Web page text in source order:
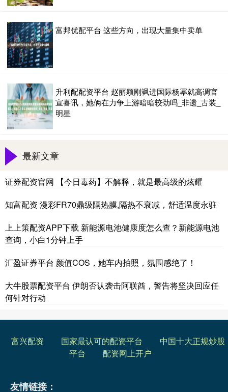
富邦优配平台 这些方向，出现大量集中卖单
升利配配资平台 赵丽颖刚飒进国际杨幂就高调官
宣喜讯，她俩在力争上游暗暗较劲吗_非遗_古装_
明星
最新文章
证券配资官网 【今日毒药】不解释，就是最高级的炫耀
知富配资 漫彩FR70鼎级隔热膜,隔热不衰减，舒适温度永驻
上上策配资APP下载 新能源电池健康度怎么查？新能源电池
查询，小白1分钟上手
汇盈证券平台 颜值COS，她车内拍照，氛围感绝了！
大牛股票配资平台 伊朗否认袭击阿联酋，警告将坚决回应任
何针对行动
富兴配资 国家最认可的配资平台
中国十大正规炒股
平台
配资网上开户
友情链接：